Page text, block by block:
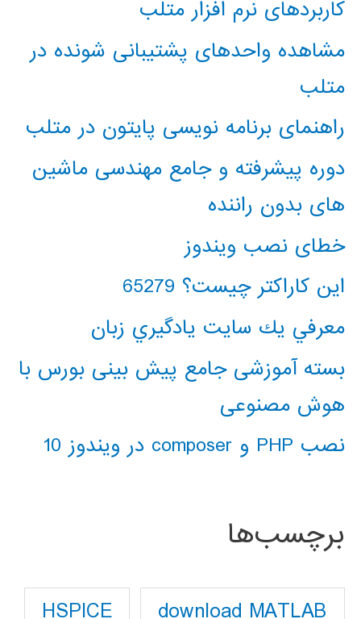
کاربردهای نرم افزار متلب
مشاهده واحدهای پشتیبانی شونده در
متلب
راهنمای برنامه نویسی پایتون در متلب
دوره پیشرفته و جامع مهندسی ماشین
های بدون راننده
خطای نصب ویندوز
این کاراکتر چیست؟ 65279
معرفي يك سايت يادگيري زبان
بسته آموزشی جامع پیش بینی بورس با
هوش مصنوعی
نصب PHP و composer در ویندوز 10
برچسب‌ها
download MATLAB
HSPICE